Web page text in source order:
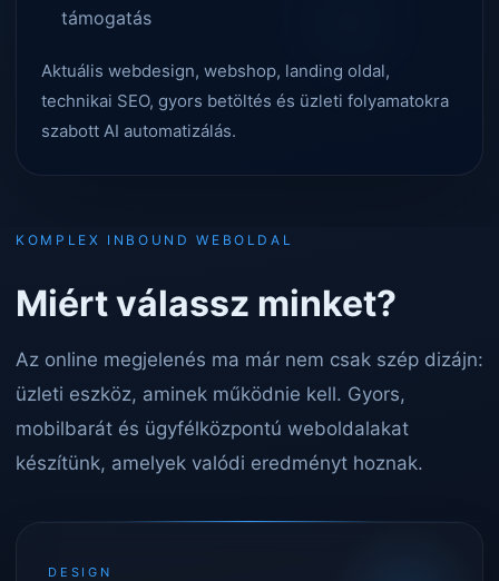
támogatás
Aktuális webdesign, webshop, landing oldal,
technikai SEO, gyors betöltés és üzleti folyamatokra
szabott AI automatizálás.
KOMPLEX INBOUND WEBOLDAL
Miért válassz minket?
Az online megjelenés ma már nem csak szép dizájn:
üzleti eszköz, aminek működnie kell. Gyors,
mobilbarát és ügyfélközpontú weboldalakat
készítünk, amelyek valódi eredményt hoznak.
DESIGN